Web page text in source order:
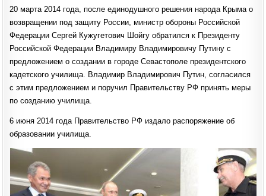
ПРЕЗИДЕНТСКОЕ
КАДЕТСКОЕ
УЧИЛИЩЕ
ДНЕМ
ОСНОВАНИЯ!
20 марта 2014 года, после единодушного решения народа Крыма о
возвращении под защиту России, министр обороны Российской
Федерации Сергей Кужугетович Шойгу обратился к Президенту
Российской Федерации Владимиру Владимировичу Путину с
предложением о создании в городе Севастополе президентского
кадетского училища. Владимир Владимирович Путин, согласился
с этим предложением и поручил Правительству РФ принять меры
по созданию училища.
6 июня 2014 года Правительство РФ издало распоряжение об
образовании училища.